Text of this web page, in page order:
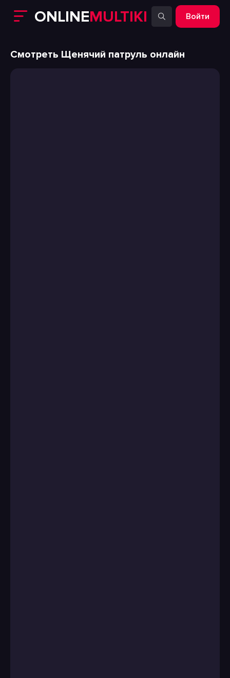
ONLINEMULTIKI Войти
Смотреть Щенячий патруль онлайн